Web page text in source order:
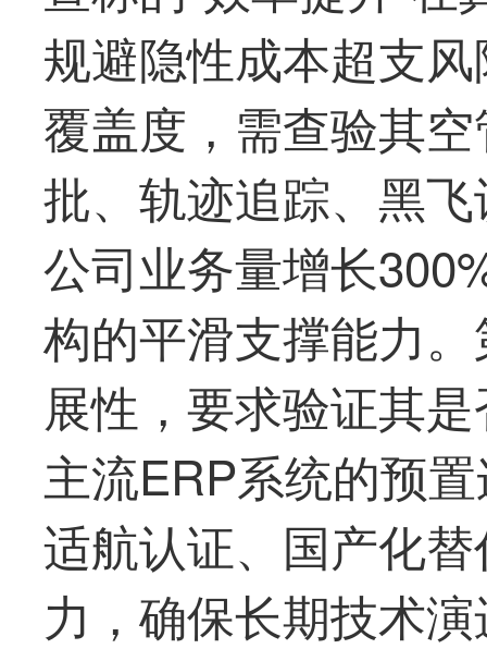
规避隐性成本超支
覆盖度，需查验其
批、轨迹追踪、黑
公司业务量增长
构的平滑支撑能力
展性，要求验证其
主流ERP系统的预
适航认证、国产化
力，确保长期技术